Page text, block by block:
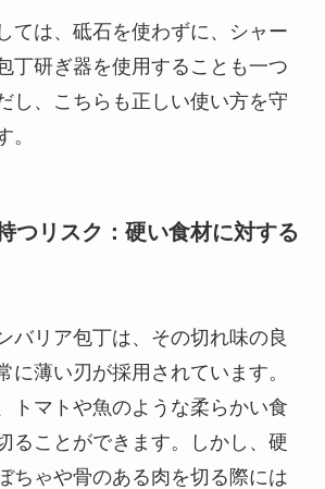
ては、砥石を使わずに、シャー
丁研ぎ器を使用することも一つ
し、こちらも正しい使い方を守
。
つリスク：硬い食材に対する
バリア包丁は、その切れ味の良
に薄い刃が採用されています。
トマトや魚のような柔らかい食
ることができます。しかし、硬
ちゃや骨のある肉を切る際には